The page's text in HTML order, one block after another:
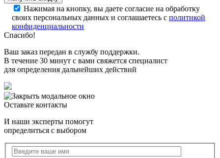
Нажимая на кнопку, вы даете согласие на обработку
своих персональных данных и соглашаетесь с политикой
конфиденциальности
Спасибо!
Ваш заказ передан в службу поддержки.
В течение 30 минут с вами свяжется специалист
для определения дальнейших действий
Оставьте контакты
И наши эксперты помогут
определиться с выбором